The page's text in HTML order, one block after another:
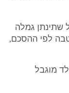
שתינתן גמלה
לפי ההסכם,
מוגבל